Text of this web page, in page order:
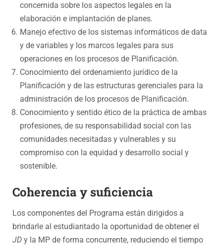
concernida sobre los aspectos legales en la
elaboración e implantación de planes.
Manejo efectivo de los sistemas informáticos de data
y de variables y los marcos legales para sus
operaciones en los procesos de Planificación.
Conocimiento del ordenamiento jurídico de la
Planificación y de las estructuras gerenciales para la
administración de los procesos de Planificación.
Conocimiento y sentido ético de la práctica de ambas
profesiones, de su responsabilidad social con las
comunidades necesitadas y vulnerables y su
compromiso con la equidad y desarrollo social y
sostenible.
Coherencia y suficiencia
Los componentes del Programa están dirigidos a
brindarle al estudiantado la oportunidad de obtener el
JD y la MP de forma concurrente, reduciendo el tiempo